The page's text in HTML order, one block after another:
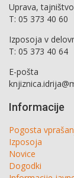
Uprava, tajništvo
T: 05 373 40 60
Izposoja v
T: 05 373 40 64
E-pošta
Informacije
Pogosta
Izposoja
Novice
Dogodki